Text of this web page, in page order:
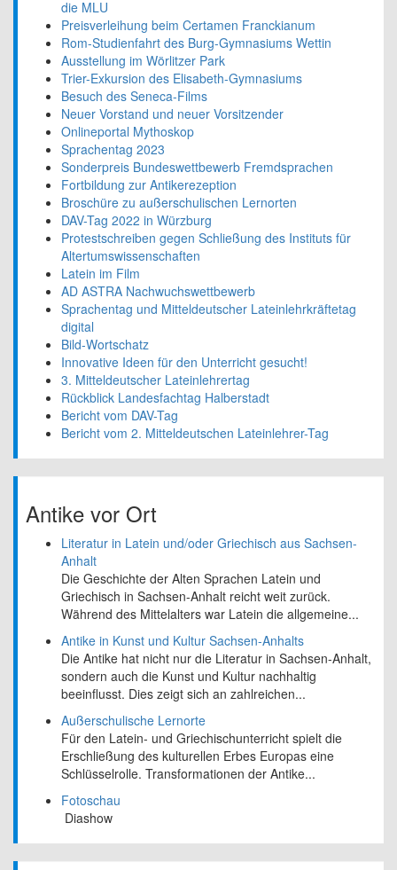
die MLU
Preisverleihung beim Certamen Franckianum
Rom-Studienfahrt des Burg-Gymnasiums Wettin
Ausstellung im Wörlitzer Park
Trier-Exkursion des Elisabeth-Gymnasiums
Besuch des Seneca-Films
Neuer Vorstand und neuer Vorsitzender
Onlineportal Mythoskop
Sprachentag 2023
Sonderpreis Bundeswettbewerb Fremdsprachen
Fortbildung zur Antikerezeption
Broschüre zu außerschulischen Lernorten
DAV-Tag 2022 in Würzburg
Protestschreiben gegen Schließung des Instituts für
Altertumswissenschaften
Latein im Film
AD ASTRA Nachwuchswettbewerb
Sprachentag und Mitteldeutscher Lateinlehrkräftetag
digital
Bild-Wortschatz
Innovative Ideen für den Unterricht gesucht!
3. Mitteldeutscher Lateinlehrertag
Rückblick Landesfachtag Halberstadt
Bericht vom DAV-Tag
Bericht vom 2. Mitteldeutschen Lateinlehrer-Tag
Antike vor Ort
Literatur in Latein und/oder Griechisch aus Sachsen-
Anhalt
Die Geschichte der Alten Sprachen Latein und
Griechisch in Sachsen-Anhalt reicht weit zurück.
Während des Mittelalters war Latein die allgemeine...
Antike in Kunst und Kultur Sachsen-Anhalts
Die Antike hat nicht nur die Literatur in Sachsen-Anhalt,
sondern auch die Kunst und Kultur nachhaltig
beeinflusst. Dies zeigt sich an zahlreichen...
Außerschulische Lernorte
Für den Latein- und Griechischunterricht spielt die
Erschließung des kulturellen Erbes Europas eine
Schlüsselrolle. Transformationen der Antike...
Fotoschau
Diashow